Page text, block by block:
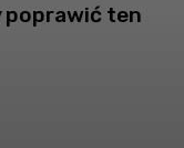
poprawić ten